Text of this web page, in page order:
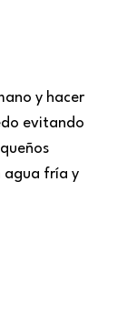
y hacer
evitando
agua fría y